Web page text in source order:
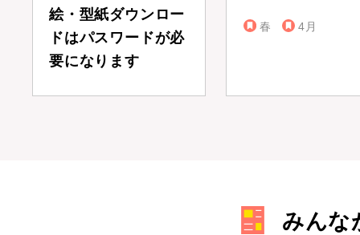
絵・型紙ダウンロー
ドはパスワードが必
要になります
春 4月
みんな